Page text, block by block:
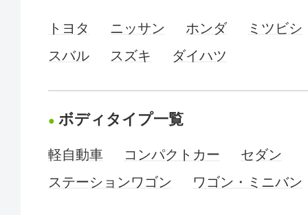
トヨタ ニッサン ホンダ
ミツビシ
スバル
スズキ ダイハツ
ボディタイプ一覧
軽自動車 コンパクトカー
セダン
ステーションワゴン
ワゴン・ミニバン